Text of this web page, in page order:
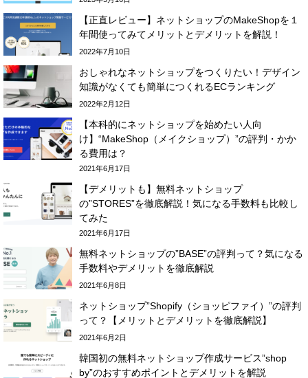
【正直レビュー】ネットショップのMakeShopを１
年間使ってみてメリットとデメリットを解説！
2022年7月10日
おしゃれなネットショップをつくりたい！デザイン
知識がなくても簡単につくれるECランキング
2022年2月12日
【本科的にネットショップを始めたい人向
け】“MakeShop（メイクショップ）”の評判・かか
る費用は？
2021年6月17日
【デメリットも】無料ネットショップ
の”STORES”を徹底解説！気になる手数料も比較し
てみた
2021年6月17日
無料ネットショップの”BASE”の評判って？気になる
手数料やデメリットを徹底解説
2021年6月8日
ネットショップ”Shopify（ショッピファイ）”の評判
って？【メリットとデメリットを徹底解説】
2021年6月2日
韓国初の無料ネットショップ作成サービス”shop
by”のおすすめポイントとデメリットを解説